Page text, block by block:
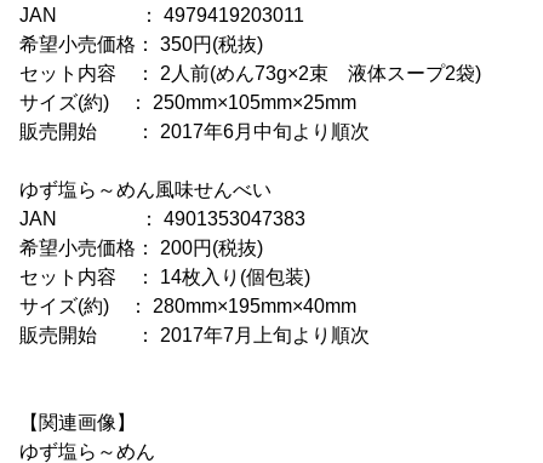
JAN ： 4979419203011
希望小売価格： 350円(税抜)
セット内容 ： 2人前(めん73g×2束 液体スープ2袋)
サイズ(約) ： 250mm×105mm×25mm
販売開始 ： 2017年6月中旬より順次
ゆず塩ら～めん風味せんべい
JAN ： 4901353047383
希望小売価格： 200円(税抜)
セット内容 ： 14枚入り(個包装)
サイズ(約) ： 280mm×195mm×40mm
販売開始 ： 2017年7月上旬より順次
【関連画像】
ゆず塩ら～めん